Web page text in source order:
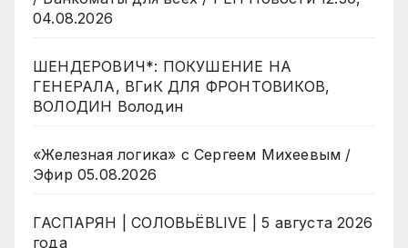
04.08.2026
ШЕНДЕРОВИЧ*: ПОКУШЕНИЕ НА
ГЕНЕРАЛА, ВГиК ДЛЯ ФРОНТОВИКОВ,
ВОЛОДИН Володин
«Железная логика» с Сергеем Михеевым /
Эфир 05.08.2026
ГАСПАРЯН | СОЛОВЬЁВLIVE | 5 августа 2026
года